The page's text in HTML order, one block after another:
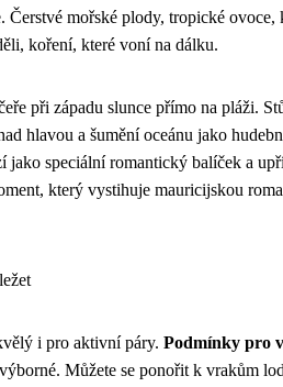
Čerstvé mořské plody, tropické ovoce,
koření, které voní na dálku.
při západu slunce přímo na pláži.
hlavou a šumění oceánu jako
jako speciální romantický balíček a
který vystihuje mauricijskou
i pro aktivní páry. Podmínky pro
Můžete se ponořit k vrakům